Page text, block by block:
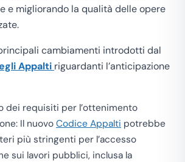
e migliorando la qualità delle opere
cambiamenti introdotti dal
Appalti riguardanti l’anticipazione
dei requisiti per l’ottenimento
Il nuovo Codice Appalti potrebbe
più stringenti per l’accesso
sui lavori pubblici, inclusa la